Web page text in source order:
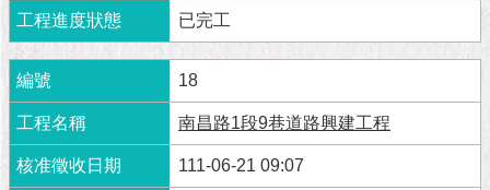
已完工
18
南昌路1段9巷道路興建工程
111-06-21 09:07